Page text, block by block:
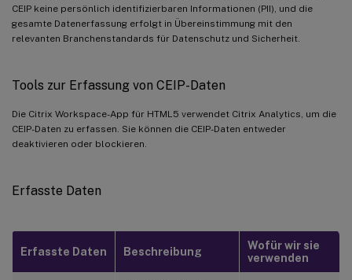
CEIP keine persönlich identifizierbaren Informationen (PII), und die
gesamte Datenerfassung erfolgt in Übereinstimmung mit den
relevanten Branchenstandards für Datenschutz und Sicherheit.
Tools zur Erfassung von CEIP-Daten
Die Citrix Workspace-App für HTML5 verwendet Citrix Analytics, um die
CEIP-Daten zu erfassen. Sie können die CEIP-Daten entweder
deaktivieren oder blockieren.
Erfasste Daten
Erfasste Daten Beschreibung
Wofür wir sie
verwenden